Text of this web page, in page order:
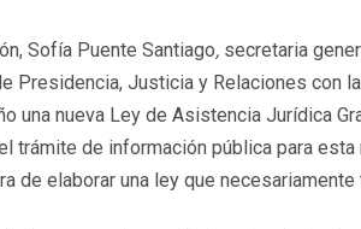
Sofía Puente Santiago, secretaria
Presidencia, Justicia y Relaciones con
una nueva Ley de Asistencia Jurídica
trámite de información pública para
de elaborar una ley que